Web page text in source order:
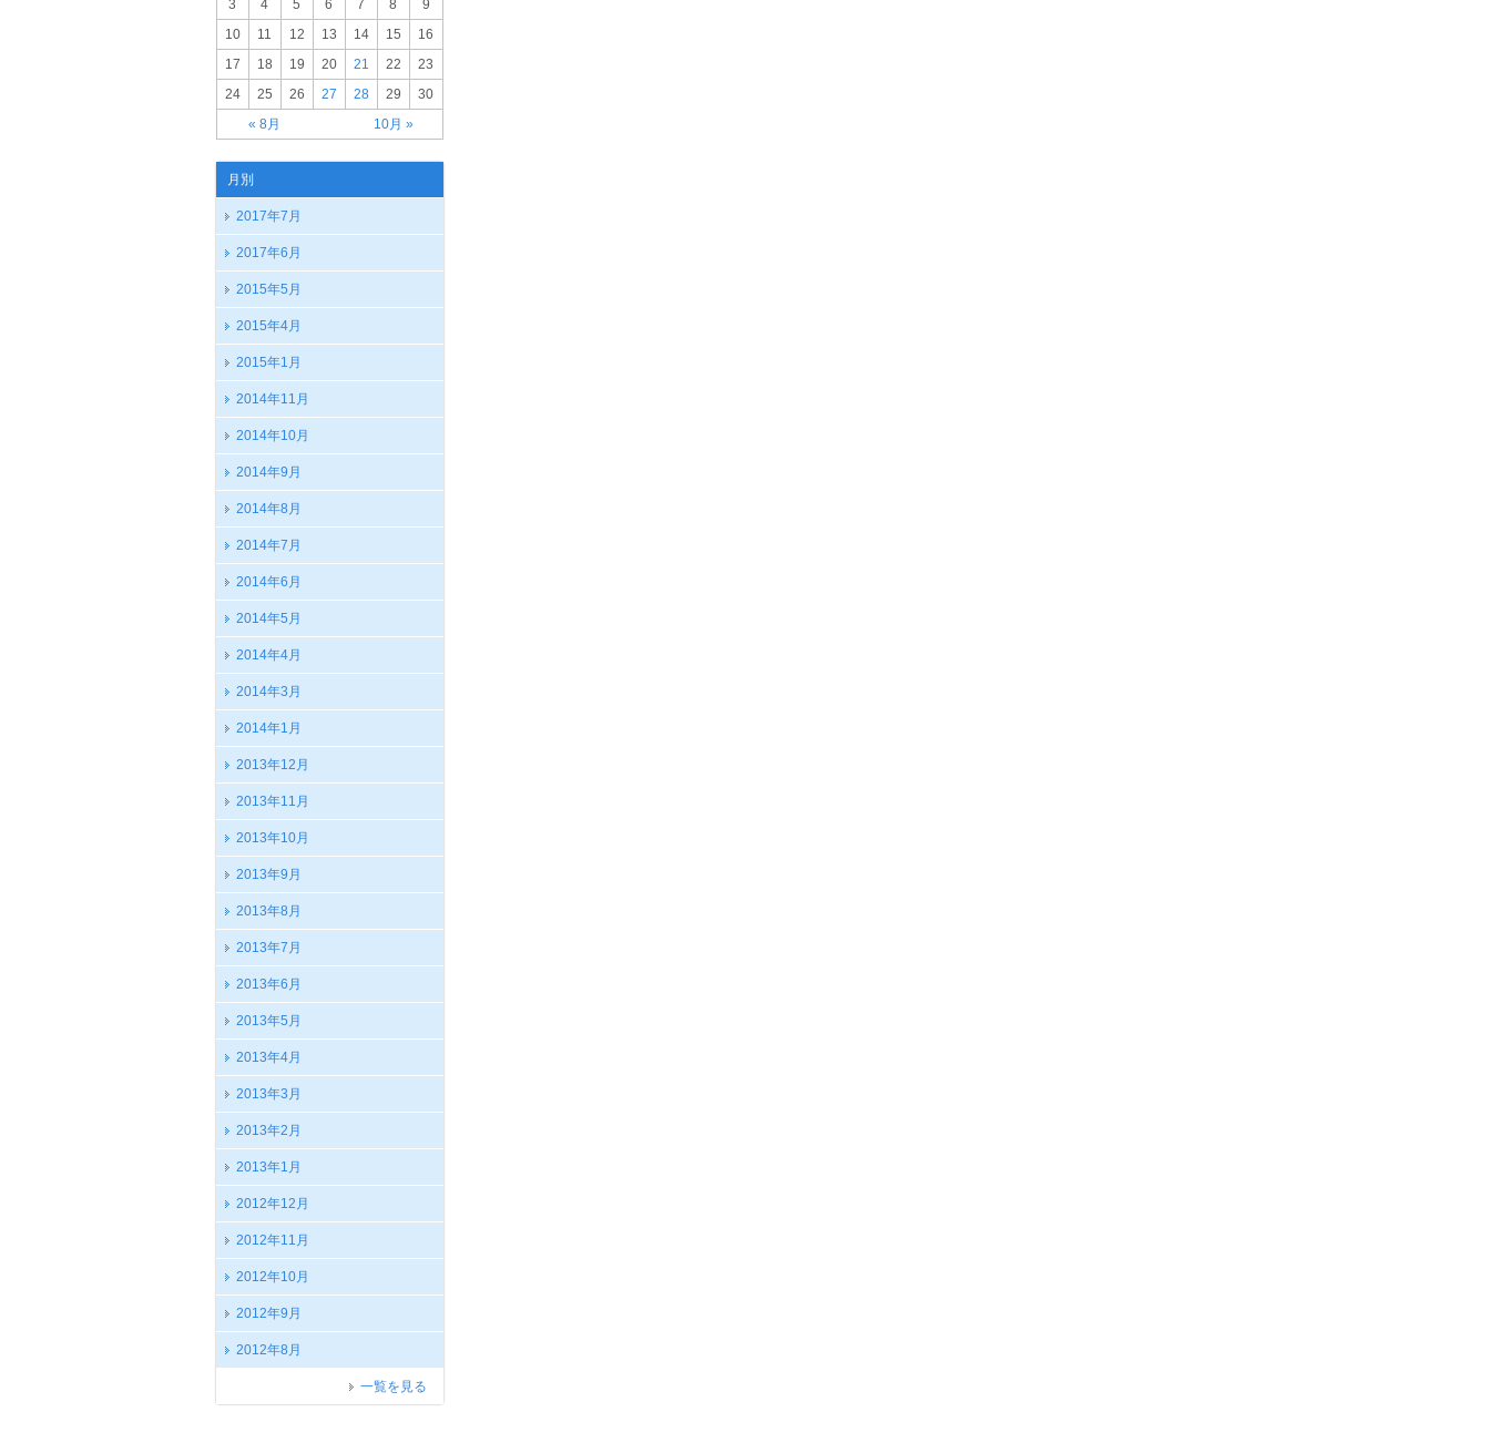
« 8月 10月 »
3
4 5 6 7 8
9
10
11 12 13 14 15
16
17
18 19 20 21 22
23
24
25 26 27 28 29 30
月別
2017年7月
2017年6月
2015年5月
2015年4月
2015年1月
2014年11月
2014年10月
2014年9月
2014年8月
2014年7月
2014年6月
2014年5月
2014年4月
2014年3月
2014年1月
2013年12月
2013年11月
2013年10月
2013年9月
2013年8月
2013年7月
2013年6月
2013年5月
2013年4月
2013年3月
2013年2月
2013年1月
2012年12月
2012年11月
2012年10月
2012年9月
2012年8月
一覧を見る